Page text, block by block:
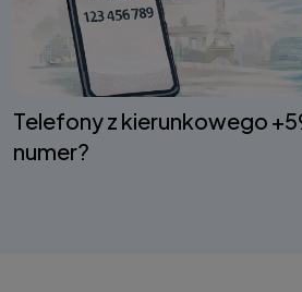
Telefony z kierunkowego
numer?